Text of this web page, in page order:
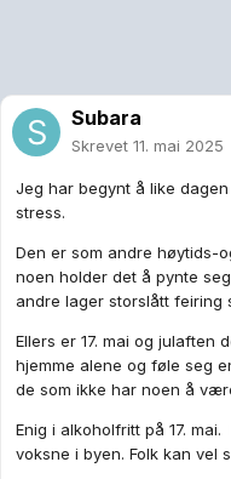
Subara
Skrevet 11. mai 2025
Jeg har begynt å like
stress.
Den er som andre høytids-
noen holder det å pynte
andre lager storslått feiring
Ellers er 17. mai og julaften
hjemme alene og føle seg
de som ikke har noen å
Enig i alkoholfritt på 17.
voksne i byen. Folk kan vel